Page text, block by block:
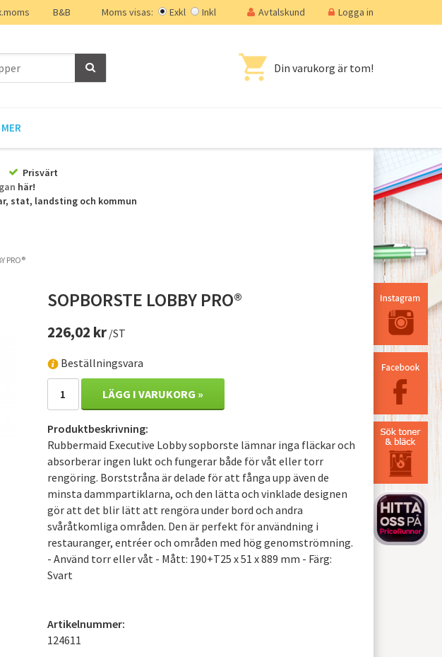
B&B Avtalskund Logga in
Moms visas: Exkl Inkl
Din varukorg är tom!
MER
Prisvärt
här!
stat, landsting och kommun
PRO®
SOPBORSTE LOBBY PRO®
226,02 kr/ST
Beställningsvara
LÄGG I VARUKORG »
Produktbeskrivning:
Rubbermaid Executive Lobby sopborste lämnar inga fläckar och
absorberar ingen lukt och fungerar både för våt eller torr
rengöring. Borststråna är delade för att fånga upp även de
minsta dammpartiklarna, och den lätta och vinklade designen
gör att det blir lätt att rengöra under bord och andra
svåråtkomliga områden. Den är perfekt för användning i
restauranger, entréer och områden med hög genomströmning.
- Använd torr eller våt - Mått: 190+T25 x 51 x 889 mm - Färg:
Svart
Artikelnummer:
124611